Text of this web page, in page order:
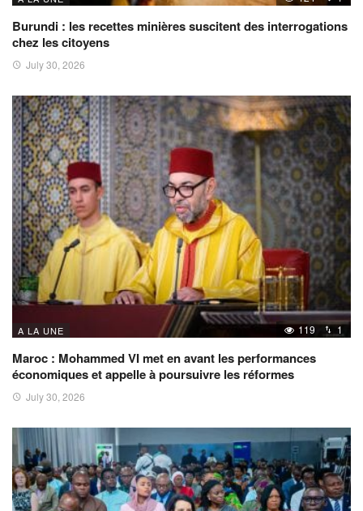
Burundi : les recettes minières suscitent des interrogations
chez les citoyens
July 30, 2026
A LA UNE 119 1
Maroc : Mohammed VI met en avant les performances
économiques et appelle à poursuivre les réformes
July 30, 2026